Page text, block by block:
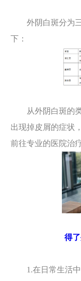
外阴白斑分为三
下：
从外阴白斑的类
出现掉皮屑的症状
前往专业的医院治
得
1.在日常生活中